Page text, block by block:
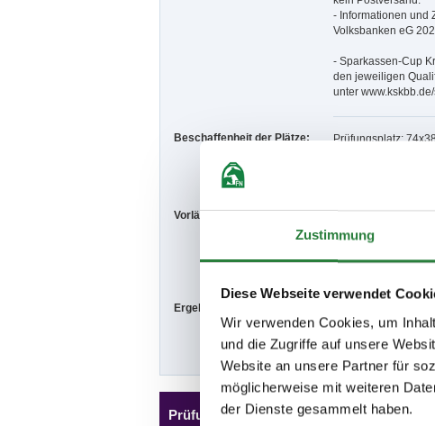
Zustimmung
Diese Webseite verwendet
Wir verwenden Cookies, um
und die Zugriffe auf unsere
Website an unsere Partner für
möglicherweise mit weiteren
der Dienste gesammelt haben.
- Informationen und
Volksbanken eG
- Sparkassen-Cup
den jeweiligen
unter
Beschaffenheit der Plätze:
Prüfungsplatz:
Vorläufige Zeitenteilung:
Sa. vorm.: 7,9,18;
So. vorm.: 10,11,12;
Ergebnisse:
Prüfungen